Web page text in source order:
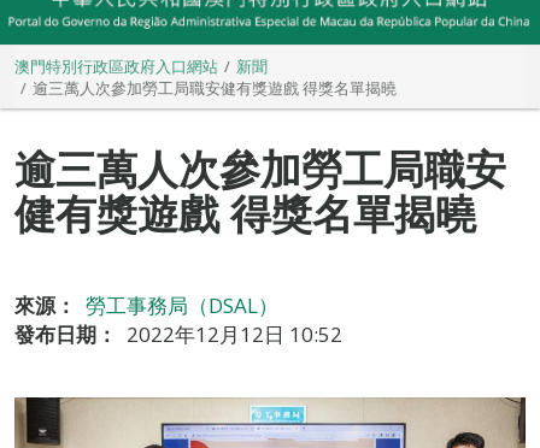
澳門特別行政區政府入口網站
新聞
逾三萬人次參加勞工局職安健有獎遊戲 得獎名單揭曉
逾三萬人次參加勞工局職安
健有獎遊戲 得獎名單揭曉
來源：
勞工事務局（DSAL）
發布日期：
2022年12月12日 10:52